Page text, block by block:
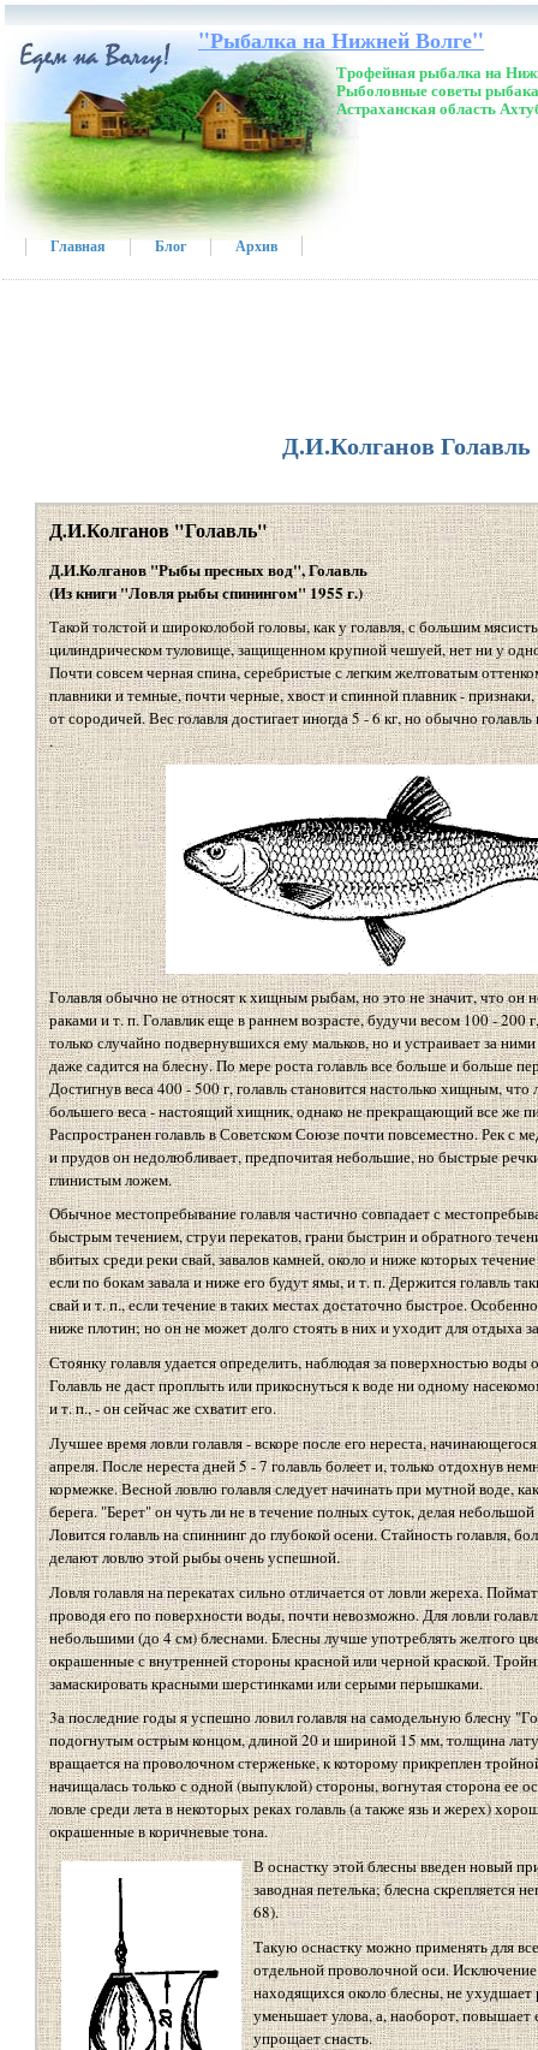
"Рыбалка на Нижней Волге"
Трофейная рыбалка на
Рыболовные советы
Астраханская область
Главная Блог Архив
Д.И.Колганов Голавль
Д.И.Колганов "Голавль"
Д.И.Колганов "Рыбы пресных вод", Голавль
(Из книги "Ловля рыбы спинингом" 1955 г.)
Такой толстой и широколобой головы, как у голавля, с большим
цилиндрическом туловище, защищенном крупной чешуей, нет ни у
Почти совсем черная спина, серебристые с легким желтоватым
плавники и темные, почти черные, хвост и спинной плавник -
от сородичей. Вес голавля достигает иногда 5 - 6 кг, но обычно
.
Голавля обычно не относят к хищным рыбам, но это не значит, что он
раками и т. п. Голавлик еще в раннем возрасте, будучи весом 100 - 200
только случайно подвернувшихся ему мальков, но и устраивает за
даже садится на блесну. По мере роста голавль все больше и больше
Достигнув веса 400 - 500 г, голавль становится настолько хищным, что
большего веса - настоящий хищник, однако не прекращающий все же
Распространен голавль в Советском Союзе почти повсеместно. Рек с
и прудов он недолюбливает, предпочитая небольшие, но быстрые
глинистым ложем.
Обычное местопребывание голавля частично совпадает с
быстрым течением, струи перекатов, грани быстрин и обратного
вбитых среди реки свай, завалов камней, около и ниже которых
если по бокам завала и ниже его будут ямы, и т. п. Держится голавль
свай и т. п., если течение в таких местах достаточно быстрое.
ниже плотин; но он не может долго стоять в них и уходит для отдыха
Стоянку голавля удается определить, наблюдая за поверхностью
Голавль не даст проплыть или прикоснуться к воде ни одному
и т. п., - он сейчас же схватит его.
Лучшее время ловли голавля - вскоре после его нереста,
апреля. После нереста дней 5 - 7 голавль болеет и, только отдохнув
кормежке. Весной ловлю голавля следует начинать при мутной воде,
берега. "Берет" он чуть ли не в течение полных суток, делая
Ловится голавль на спиннинг до глубокой осени. Стайность голавля,
делают ловлю этой рыбы очень успешной.
Ловля голавля на перекатах сильно отличается от ловли жереха.
проводя его по поверхности воды, почти невозможно. Для ловли
небольшими (до 4 см) блеснами. Блесны лучше употреблять желтого
окрашенные с внутренней стороны красной или черной краской.
замаскировать красными шерстинками или серыми перышками.
3а последние годы я успешно ловил голавля на самодельную блесну
подогнутым острым концом, длиной 20 и шириной 15 мм, толщина
вращается на проволочном стерженьке, к которому прикреплен
начищалась только с одной (выпуклой) стороны, вогнутая сторона ее
ловле среди лета в некоторых реках голавль (а также язь и жерех)
окрашенные в коричневые тона.
В оснастку этой блесны введен новый
заводная петелька; блесна скрепляется
68).
Такую оснастку можно применять для
отдельной проволочной оси.
находящихся около блесны, не
уменьшает улова, а, наоборот, повышает
упрощает снасть.